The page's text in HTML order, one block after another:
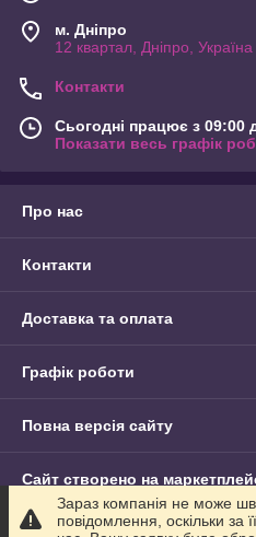
м. Дніпро
12 квартал, Дніпро, Україна
Контакти
Сьогодні працює з 09:00
Показати весь графік
Про нас
Контакти
Доставка та оплата
Графік роботи
Повна версія сайту
Сайт створено на
Політика конфіденційності
Зараз компанія не може
повідомлення, оскільки за